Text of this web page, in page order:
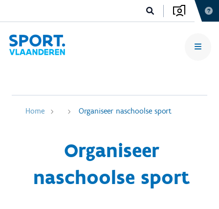
Home Organiseer naschoolse sport
Organiseer
naschoolse sport